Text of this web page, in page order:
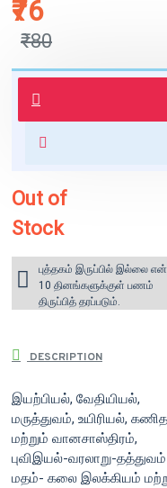
₹76
₹80
புத்தகம் 3 - 7 நாட்களில்
வைக்கப்படும்.
for orders above ₹1000 within
Out of
Stock
புத்தகம் இருப்பில் இல்லை
10 தினங்களுக்குள் பணம்
திருப்பித் தரப்படும்.
DESCRIPTION
இயற்பியல், ​வேதியியல்,
மருத்துவம், உயிரியல்,
மற்றும் வானசாஸ்திரம்,
புவிஇயல்-வரலாறு-
மதம்- க​லை இலக்கியம்